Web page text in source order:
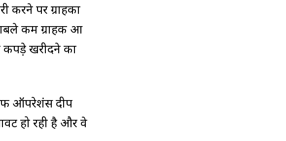
पर ग्राहकों
कम ग्राहक आ
कपड़े खरीदने का
ऑपरेशंस दीप
हो रही है और वे